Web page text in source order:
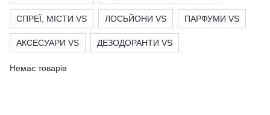
СПРЕЇ, МІСТИ VS ЛОСЬЙОНИ VS ПАРФУМИ VS
АКСЕСУАРИ VS ДЕЗОДОРАНТИ VS
Немає товарів